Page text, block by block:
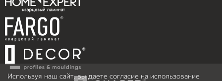
Используя наш сайт, вы даете согласие на использование